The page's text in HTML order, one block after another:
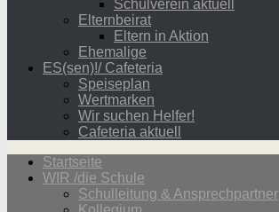
Schulverein aktuell
Elternbeirat
Eltern in Aktion
Ehemalige
ES(sen)!/ Cafeteria
Speiseplan
Wertmarken
Wir suchen Helfer!
Cafeteria aktuell
Startseite
WIR /die Schule
Schulleitung & Ansprechpartner